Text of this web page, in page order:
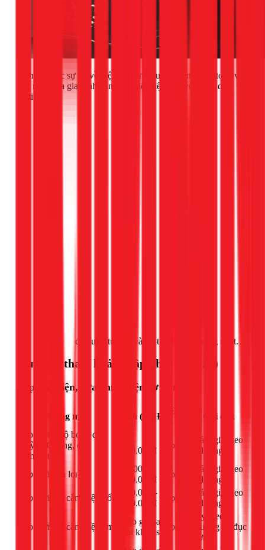
Đừng để các sự cố về điện làm ảnh hưởng đến sự an toàn và
tiện nghi của gia đình bạn. Hãy liên hệ ngay với 1Fix qua
hotline
để được tư vấn và hỗ trợ nhanh chóng nhất.
Bảng giá tham khảo (Cập nhật 03/2026)
Lắp đặt điện, sửa chữa điện cơ bản
Hạng mục Giá (VNĐ)
Đơn
Ghi chú
Lắp mới 1 bộ bóng đèn
Huỳnh Quang, đèn
compact
150.000đ
bộ
Giảm giá theo
số lượng
Lắp mới đèn lon
40.000 -
150.000đ
bộ
Giảm giá theo
số lượng
Lắp mới 1 ổ cắm điện nổi
100.000 -
200.000đ
bộ
Giảm giá theo
số lượng
Lắp mới 1 ổ cắm điện âm
Báo giá sau
khi khảo sát
bộ
Tùy theo
phương án đục
tường